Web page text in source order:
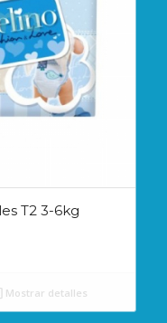
T2 3-6kg
Mostrar detalles